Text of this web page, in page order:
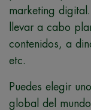
marketing
llevar a cabo
contenidos, a
etc.
Puedes elegir
global del